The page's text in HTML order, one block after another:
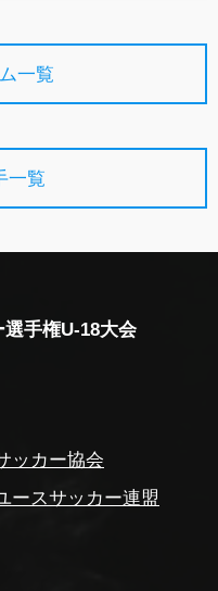
一覧
一覧
手権U-18大会
ッカー協会
ースサッカー連盟